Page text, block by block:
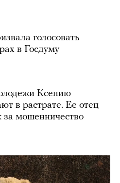
голосовать
в Госдуму
Ксению
в растрате. Ее отец
за мошенничество